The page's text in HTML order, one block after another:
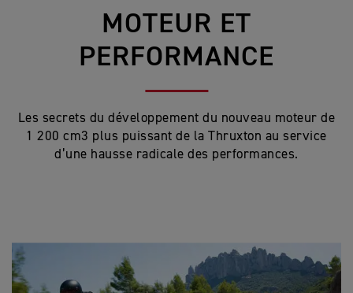
MOTEUR ET
PERFORMANCE
Les secrets du développement du nouveau moteur de
1 200 cm3 plus puissant de la Thruxton au service
d’une hausse radicale des performances.